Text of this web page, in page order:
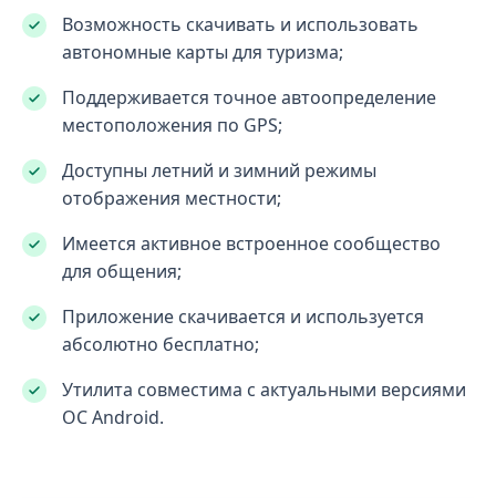
Возможность скачивать и использовать
автономные карты для туризма;
Поддерживается точное автоопределение
местоположения по GPS;
Доступны летний и зимний режимы
отображения местности;
Имеется активное встроенное сообщество
для общения;
Приложение скачивается и используется
абсолютно бесплатно;
Утилита совместима с актуальными версиями
ОС Android.